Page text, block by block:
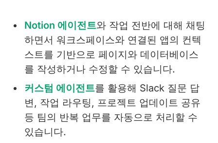
Notion 에이전트와 작업 전반에 대해 채팅
하면서 워크스페이스와 연결된 앱의 컨텍
스트를 기반으로 페이지와 데이터베이스
를 작성하거나 수정할 수 있습니다.
커스텀 에이전트를 활용해 Slack 질문 답
변, 작업 라우팅, 프로젝트 업데이트 공유
등 팀의 반복 업무를 자동으로 처리할 수
있습니다.